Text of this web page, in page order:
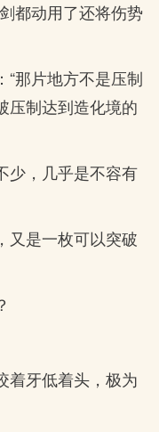
都动用了还将伤势
那片地方不是压制
压制达到造化境的
少，几乎是不容有
又是一枚可以突破
着牙低着头，极为